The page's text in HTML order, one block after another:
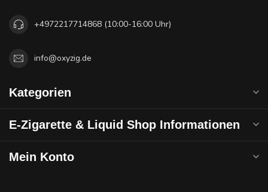
+4972217714868 (10:00-16:00 Uhr)
info@oxyzig.de
Kategorien
E-Zigarette & Liquid Shop Informationen
Mein Konto